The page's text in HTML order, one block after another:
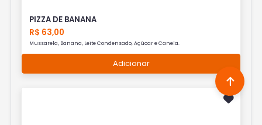
PIZZA DE BANANA
R$ 63,00
Mussarela, Banana, Leite Condensado, Açúcar e Canela.
Adicionar